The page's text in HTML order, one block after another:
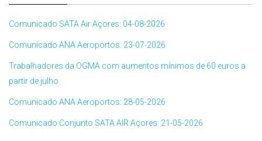
Comunicado SATA Air Açores: 04-08-2026
Comunicado ANA Aeroportos: 23-07-2026
Trabalhadores da OGMA com aumentos mínimos de 60 euros a
partir de julho
Comunicado ANA Aeroportos: 28-05-2026
Comunicado Conjunto SATA AIR Açores: 21-05-2026